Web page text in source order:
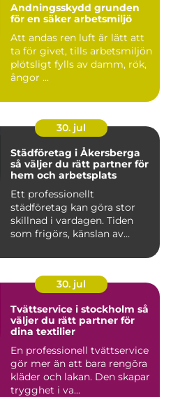
Andningsskydd grunden
för en säker arbetsmiljö
Att andas ren luft är lätt att
ta för givet, tills arbetsmiljön
plötsligt fylls av damm, rök,
ångor ...
30. jul
Städföretag i Åkersberga
så väljer du rätt partner för
hem och arbetsplats
Ett professionellt
städföretag kan göra stor
skillnad i vardagen. Tiden
som frigörs, känslan av
30. jul
Tvättservice i stockholm så
väljer du rätt partner för
dina textilier
En professionell tvättservice
gör mer än att bara rengöra
kläder och lakan. Den skapar
trygghet i va...